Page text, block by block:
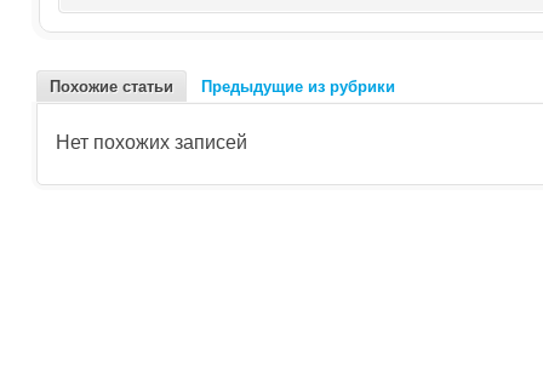
Похожие статьи Предыдущие из рубрики
Нет похожих записей